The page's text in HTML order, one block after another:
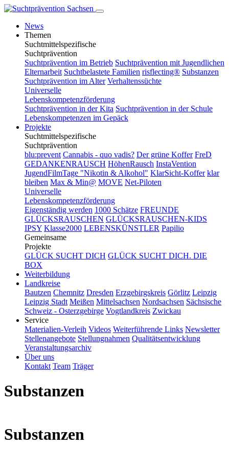
News
Themen
Suchtmittelspezifische
Suchtprävention
Suchtprävention im Betrieb Suchtprävention mit Jugendlichen
Elternarbeit Suchtbelastete Familien risflecting® Substanzen
Suchtprävention im Alter Verhaltenssüchte
Universelle
Lebenskompetenzförderung
Suchtprävention in der Kita Suchtprävention in der Schule
Lebenskompetenzen im Gepäck
Projekte
Suchtmittelspezifische
Suchtprävention
blu:prevent Cannabis - quo vadis? Der grüne Koffer FreD
GEDANKENRAUSCH HöhenRausch InstaVention
JugendFilmTage "Nikotin & Alkohol" KlarSicht-Koffer klar
bleiben Max & Min@ MOVE Net-Piloten
Universelle
Lebenskompetenzförderung
Eigenständig werden 1000 Schätze FREUNDE
GLÜCKSRAUSCHEN GLÜCKSRAUSCHEN-KIDS
IPSY Klasse2000 LEBENSKÜNSTLER Papilio
Gemeinsame
Projekte
GLÜCK SUCHT DICH GLÜCK SUCHT DICH. DIE
BOX
Weiterbildung
Landkreise
Bautzen Chemnitz Dresden Erzgebirgskreis Görlitz Leipzig
Leipzig Stadt Meißen Mittelsachsen Nordsachsen Sächsische
Schweiz - Osterzgebirge Vogtlandkreis Zwickau
Service
Materialien-Verleih Videos Weiterführende Links Newsletter
Stellenangebote Stellungnahmen Qualitätsentwicklung
Veranstaltungsarchiv
Über uns
Kontakt Team Träger
Substanzen
Substanzen